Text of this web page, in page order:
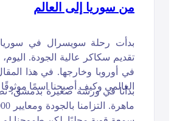
من سوريا إلى العالم
تقديم سكاكر عالية الجودة.
في أوروبا وخارجها. في هذا
العالمي وكيف أصبحنا اسمًا
بدأنا في ورشة صغيرة بدمشق،